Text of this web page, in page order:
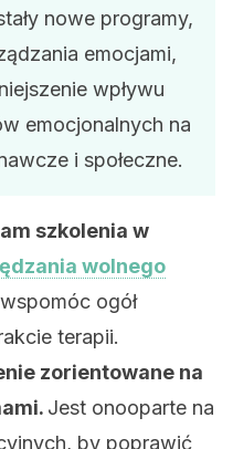
nowe programy,
emocjami,
wpływu
emocjonalnych na
i społeczne.
szkolenia w
wolnego
ogół
terapii.
zorientowane na
Jest onooparte na
by poprawić